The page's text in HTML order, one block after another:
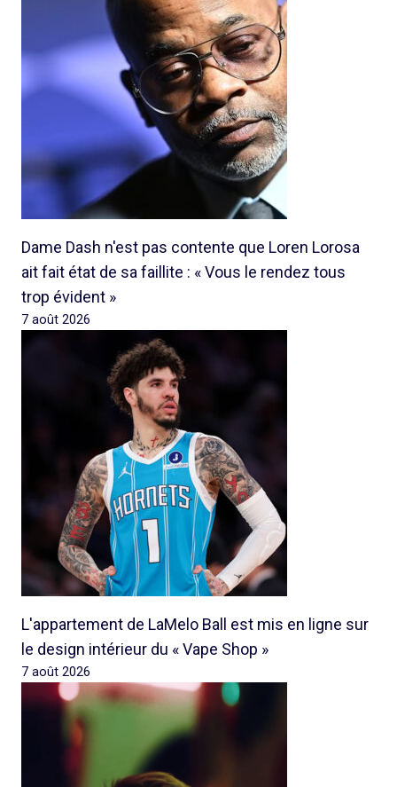
Dame Dash n'est pas contente que Loren Lorosa
ait fait état de sa faillite : « Vous le rendez tous
trop évident »
7 août 2026
L'appartement de LaMelo Ball est mis en ligne sur
le design intérieur du « Vape Shop »
7 août 2026